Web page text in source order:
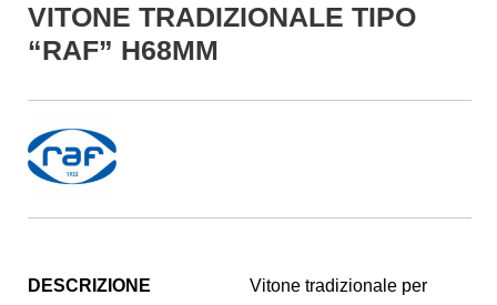
VITONE TRADIZIONALE TIPO
“RAF” H68MM
DESCRIZIONE
Vitone tradizionale per